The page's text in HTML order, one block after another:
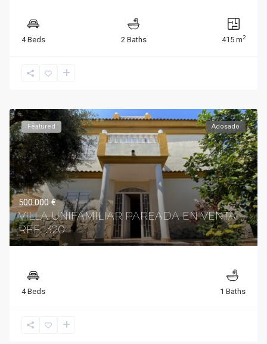
4 Beds 2 Baths 415 m2
Featured Adosado
500.000 €
VILLA UNIFAMILIAR PAREADA EN VENTA
REF.-320
4 Beds 1 Baths